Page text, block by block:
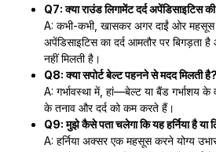
Q7: क्या राउंड लिगामेंट दर्द अपेंडिसाइटिस
A: कभी-कभी, खासकर अगर दाईं ओर महसूस
अपेंडिसाइटिस का दर्द आमतौर पर बिगड़ता
नहीं मिलती है।
Q8: क्या सपोर्ट बेल्ट पहनने से मदद मिलती है?
A: गर्भावस्था में, हां—बेल्ट या बैंड गर्भाशय
के तनाव और दर्द को कम करते हैं।
Q9: मुझे कैसे पता चलेगा कि यह हर्निया है या
A: हर्निया अक्सर एक महसूस करने योग्य